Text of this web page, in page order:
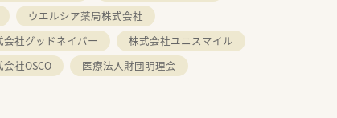
ウエルシア薬局株式会社
会社グッドネイバー
株式会社ユニスマイル
会社OSCO
医療法人財団明理会